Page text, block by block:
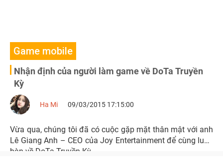
Game mobile
Nhận định của người làm game về DoTa Truyền
Kỳ
Ha Mi 09/03/2015 17:15:00
Vừa qua, chúng tôi đã có cuộc gặp mặt thân mật với anh
Lê Giang Anh – CEO của Joy Entertainment để cùng luận
bàn về DoTa Truyền Kỳ.